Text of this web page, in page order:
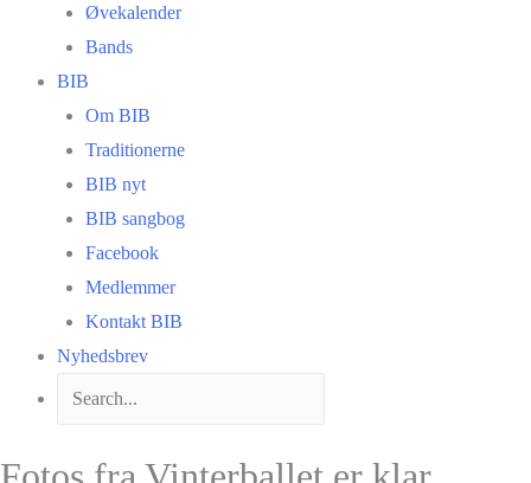
Øvekalender
Bands
BIB
Om BIB
Traditionerne
BIB nyt
BIB sangbog
Facebook
Medlemmer
Kontakt BIB
Nyhedsbrev